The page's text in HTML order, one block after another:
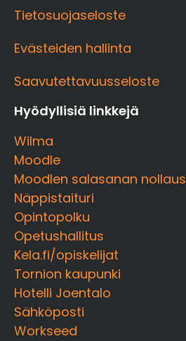
Tietosuojaseloste
Evästeiden hallinta
Saavutettavuusseloste
Hyödyllisiä linkkejä
Wilma
Moodle
Moodlen salasanan nollaus
Näppistaituri
Opintopolku
Opetushallitus
Kela.fi/opiskelijat
Tornion kaupunki
Hotelli Joentalo
Sähköposti
Workseed